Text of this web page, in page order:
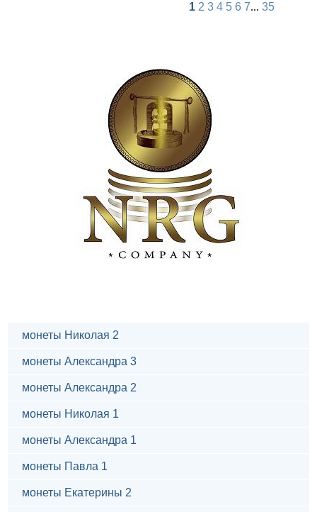
1 2 3 4 5 6 7... 35
монеты Николая 2
монеты Александра 3
монеты Александра 2
монеты Николая 1
монеты Александра 1
монеты Павла 1
монеты Екатерины 2